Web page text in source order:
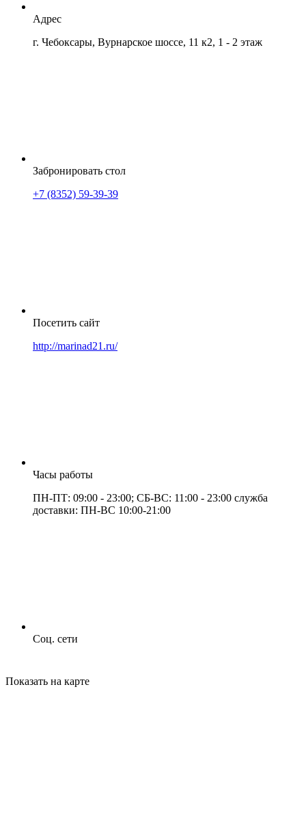
Адрес
г. Чебоксары, Вурнарское шоссе, 11 к2, 1 - 2 этаж
Забронировать стол
+7 (8352) 59-39-39
Посетить сайт
http://marinad21.ru/
Часы работы
ПН-ПТ: 09:00 - 23:00; СБ-ВС: 11:00 - 23:00 служба
доставки: ПН-ВС 10:00-21:00
Соц. сети
Показать на карте